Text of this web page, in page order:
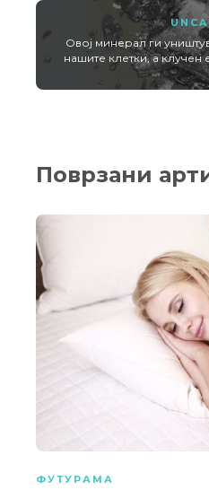
Овој минерал ги
нашите клетки, а клучен
Поврзани
ФУТУРАМА